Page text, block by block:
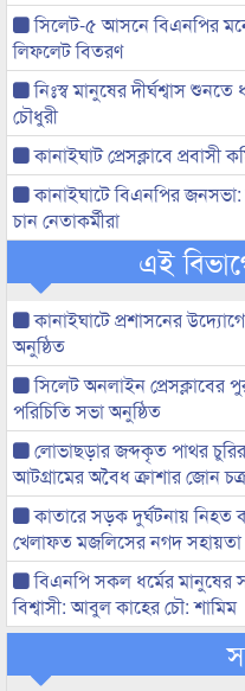
সিলেট-৫ আসনে বিএনপির
লিফলেট বিতরণ
নিঃস্ব মানুষের দীর্ঘশ্বাস
চৌধুরী
কানাইঘাট প্রেসক্লাবে প্রবাসী
কানাইঘাটে বিএনপির জনসভা:
চান নেতাকর্মীরা
এই
কানাইঘাটে প্রশাসনের
অনুষ্ঠিত
সিলেট অনলাইন প্রেসক্লাবের
পরিচিতি সভা অনুষ্ঠিত
লোভাছড়ার জব্দকৃত পাথর
আটগ্রামের অবৈধ ক্রাশার জোন
কাতারে সড়ক দুর্ঘটনায় নিহত
খেলাফত মজলিসের নগদ সহায়তা
বিএনপি সকল ধর্মের মানুষের
বিশ্বাসী: আবুল কাহের চৌ: শামিম